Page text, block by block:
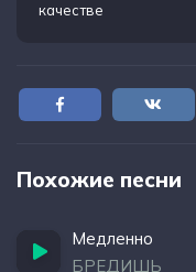
качестве
Похожие песни
Медленно
БРЕДИШЬ